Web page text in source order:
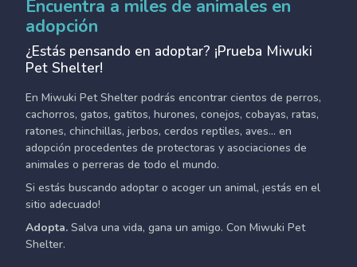
Encuentra a miles de animales en
adopción
¿Estás pensando en adoptar? ¡Prueba Miwuki
Pet Shelter!
En Miwuki Pet Shelter podrás encontrar cientos de perros,
cachorros, gatos, gatitos, hurones, conejos, cobayas, ratas,
ratones, chinchillas, jerbos, cerdos reptiles, aves... en
adopción procedentes de protectoras y asociaciones de
animales o perreras de todo el mundo.
Si estás buscando adoptar o acoger un animal, ¡estás en el
sitio adecuado!
Adopta. Salva una vida, gana un amigo. Con Miwuki Pet
Shelter.